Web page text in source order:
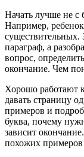
Начать лучше не с
Например,
существительных.
параграф, а
вопрос,
окончание. Чем
Хорошо работают
давать страницу
примеров и
буква, почему
зависит
похожих примеров